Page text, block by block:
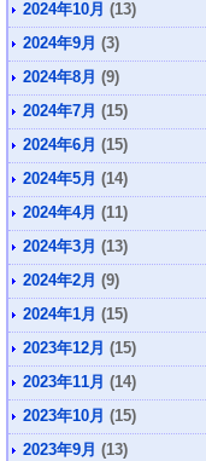
2024年10月 (13)
2024年9月 (3)
2024年8月 (9)
2024年7月 (15)
2024年6月 (15)
2024年5月 (14)
2024年4月 (11)
2024年3月 (13)
2024年2月 (9)
2024年1月 (15)
2023年12月 (15)
2023年11月 (14)
2023年10月 (15)
2023年9月 (13)